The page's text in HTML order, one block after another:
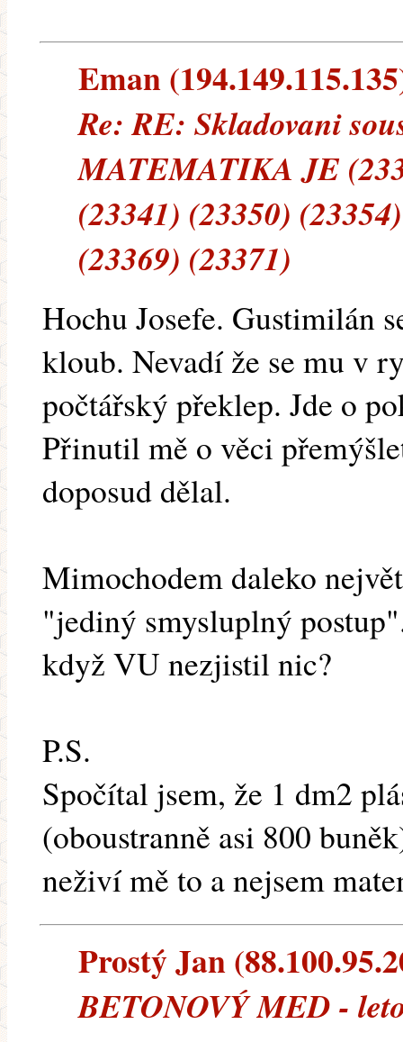
Eman
Re: RE: Skladovani
MATEMATIKA JE
(23341) (23350)
(23369) (23371)
Hochu Josefe. Gustimilán
kloub. Nevadí že se mu v
počtářský překlep. Jde o
Přinutil mě o věci
doposud dělal.
Mimochodem daleko
"jediný smysluplný
když VU nezjistil nic?
P.S.
Spočítal jsem, že 1 dm2
(oboustranně asi 800
neživí mě to a nejsem
Prostý Jan
BETONOVÝ MED -